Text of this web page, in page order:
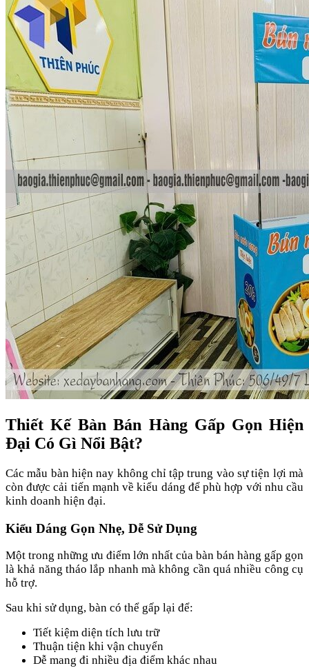
Thiết Kế Bàn Bán Hàng Gấp Gọn Hiện
Đại Có Gì Nổi Bật?
Các mẫu bàn hiện nay không chỉ tập trung vào sự tiện lợi mà
còn được cải tiến mạnh về kiểu dáng để phù hợp với nhu cầu
kinh doanh hiện đại.
Kiểu Dáng Gọn Nhẹ, Dễ Sử Dụng
Một trong những ưu điểm lớn nhất của bàn bán hàng gấp gọn
là khả năng tháo lắp nhanh mà không cần quá nhiều công cụ
hỗ trợ.
Sau khi sử dụng, bàn có thể gấp lại để:
Tiết kiệm diện tích lưu trữ
Thuận tiện khi vận chuyển
Dễ mang đi nhiều địa điểm khác nhau